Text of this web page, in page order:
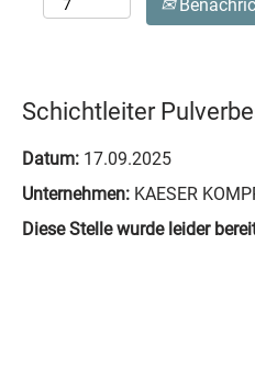
Schichtleiter
Datum: 17.09.2025
Unternehmen: KAESER
Diese Stelle wurde leider